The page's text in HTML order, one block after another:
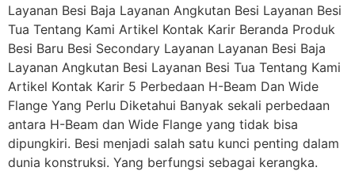
Layanan Besi Baja Layanan Angkutan Besi Layanan Besi
Tua Tentang Kami Artikel Kontak Karir Beranda Produk
Besi Baru Besi Secondary Layanan Layanan Besi Baja
Layanan Angkutan Besi Layanan Besi Tua Tentang Kami
Artikel Kontak Karir 5 Perbedaan H-Beam Dan Wide
Flange Yang Perlu Diketahui Banyak sekali perbedaan
antara H-Beam dan Wide Flange yang tidak bisa
dipungkiri. Besi menjadi salah satu kunci penting dalam
dunia konstruksi. Yang berfungsi sebagai kerangka.